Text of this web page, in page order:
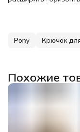
Pony Крючок
Похожие